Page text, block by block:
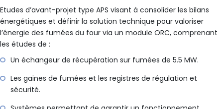
Etudes d’avant-projet type APS visant à consolider les bilans
énergétiques et définir la solution technique pour valoriser
l’énergie des fumées du four via un module ORC, comprenant
les études de :
Un échangeur de récupération sur fumées de 5.5 MW.
Les gaines de fumées et les registres de régulation et
sécurité.